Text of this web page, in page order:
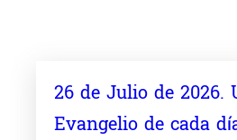
26 de Julio de 2026.
Evangelio de cada